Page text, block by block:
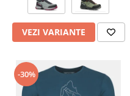
VEZI VARIANTE
-30%